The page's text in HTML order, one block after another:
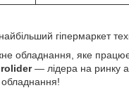
гіпермаркет
обладнання, яке
— лідера на ринку